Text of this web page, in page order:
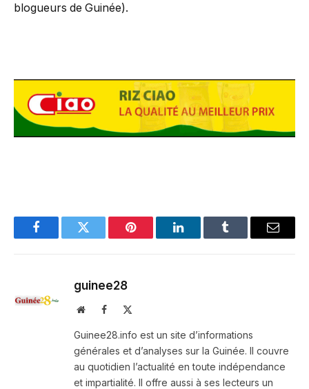
blogueurs de Guinée).
FacebookTwitter Pinterest LinkedInTumblr Email
guinee28
WebsiteFacebook
Guinee28.info est un site d’informations
générales et d’analyses sur la Guinée. Il couvre
au quotidien l’actualité en toute indépendance
et impartialité. Il offre aussi à ses lecteurs un